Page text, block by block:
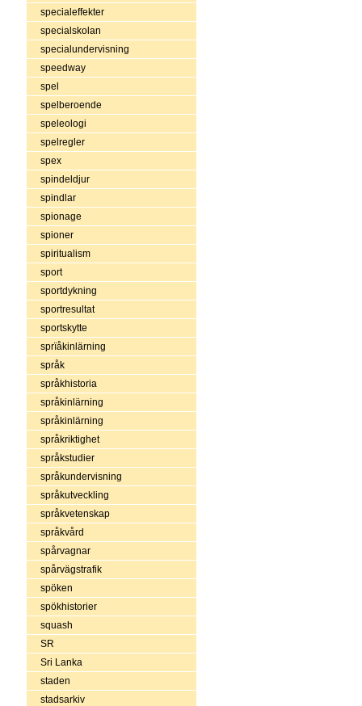
specialeffekter
specialskolan
specialundervisning
speedway
spel
spelberoende
speleologi
spelregler
spex
spindeldjur
spindlar
spionage
spioner
spiritualism
sport
sportdykning
sportresultat
sportskytte
sprïåkinlärning
språk
språkhistoria
språkinlärning
språkinlärning
språkriktighet
språkstudier
språkundervisning
språkutveckling
språkvetenskap
språkvård
spårvagnar
spårvägstrafik
spöken
spökhistorier
squash
SR
Sri Lanka
staden
stadsarkiv